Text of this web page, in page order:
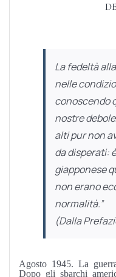
La fedeltà
nelle
conoscendo
nostre
alti pur non
da disperati:
giapponese
non erano
normalità.”
(Dalla
Agosto 1945. La
Dopo gli sbarchi